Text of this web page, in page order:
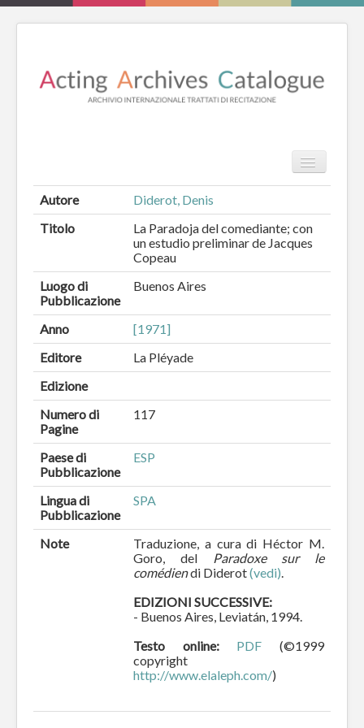
HOME
REVIEW
ESSAYS
LIBRI
CATALOGO
Autore
Diderot, Denis
Titolo
La Paradoja del comediante; con
un estudio preliminar de Jacques
Copeau
Luogo di
Pubblicazione
Buenos Aires
Anno
[1971]
Editore
La Pléyade
Edizione
Numero di
Pagine
117
Paese di
Pubblicazione
ESP
Lingua di
Pubblicazione
SPA
Note
Traduzione, a cura di Héctor M.
Goro, del
Paradoxe sur le
comédiendi Diderot(vedi).
EDIZIONI SUCCESSIVE:
- Buenos Aires, Leviatán, 1994.
Testo online:
PDF (©1999
copyright
http://www.elaleph.com/)